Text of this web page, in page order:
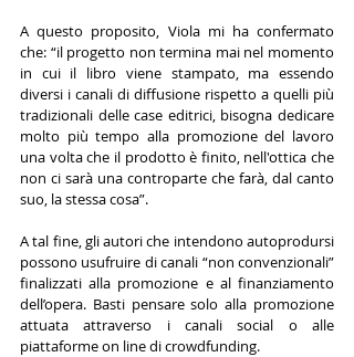
A questo proposito, Viola mi ha confermato
che: “il progetto non termina mai nel momento
in cui il libro viene stampato, ma essendo
diversi i canali di diffusione rispetto a quelli più
tradizionali delle case editrici, bisogna dedicare
molto più tempo alla promozione del lavoro
una volta che il prodotto è finito, nell'ottica che
non ci sarà una controparte che farà, dal canto
suo, la stessa cosa”.
A tal fine, gli autori che intendono autoprodursi
possono usufruire di canali “non convenzionali”
finalizzati alla promozione e al finanziamento
dell’opera. Basti pensare solo alla promozione
attuata attraverso i canali social o alle
piattaforme on line di crowdfunding.